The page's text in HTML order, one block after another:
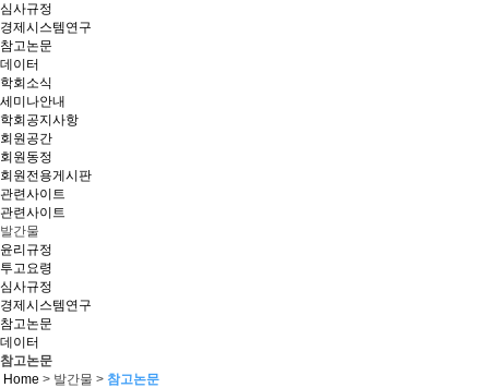
심사규정
경제시스템연구
참고논문
데이터
학회소식
세미나안내
학회공지사항
회원공간
회원동정
회원전용게시판
관련사이트
관련사이트
발간물
윤리규정
투고요령
심사규정
경제시스템연구
참고논문
데이터
참고논문
Home > 발간물 > 참고논문